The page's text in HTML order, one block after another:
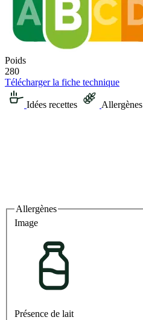
Poids
280
Télécharger la fiche technique
Idées recettes Allergènes
Allergènes
Image
Présence de lait